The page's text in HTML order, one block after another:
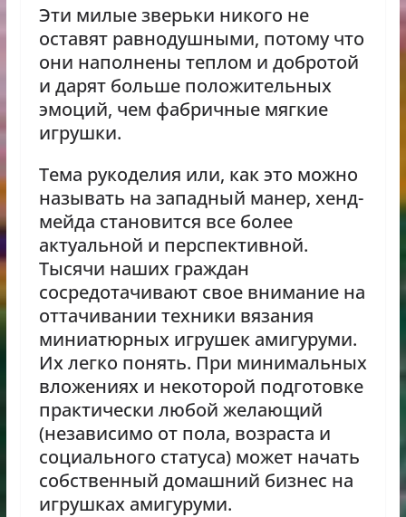
Эти милые зверьки никого не
оставят равнодушными, потому что
они наполнены теплом и добротой
и дарят больше положительных
эмоций, чем фабричные мягкие
игрушки.
Тема рукоделия или, как это можно
называть на западный манер, хенд-
мейда становится все более
актуальной и перспективной.
Тысячи наших граждан
сосредотачивают свое внимание на
оттачивании техники вязания
миниатюрных игрушек амигуруми.
Их легко понять. При минимальных
вложениях и некоторой подготовке
практически любой желающий
(независимо от пола, возраста и
социального статуса) может начать
собственный домашний бизнес на
игрушках амигуруми.